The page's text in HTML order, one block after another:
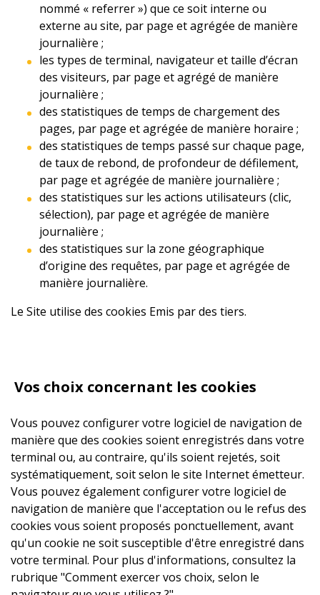
nommé « referrer ») que ce soit interne ou
externe au site, par page et agrégée de manière
journalière ;
les types de terminal, navigateur et taille d’écran
des visiteurs, par page et agrégé de manière
journalière ;
des statistiques de temps de chargement des
pages, par page et agrégée de manière horaire ;
des statistiques de temps passé sur chaque page,
de taux de rebond, de profondeur de défilement,
par page et agrégée de manière journalière ;
des statistiques sur les actions utilisateurs (clic,
sélection), par page et agrégée de manière
journalière ;
des statistiques sur la zone géographique
d’origine des requêtes, par page et agrégée de
manière journalière.
Le Site utilise des cookies Emis par des tiers.
Vos choix concernant les cookies
Vous pouvez configurer votre logiciel de navigation de
manière que des cookies soient enregistrés dans votre
terminal ou, au contraire, qu'ils soient rejetés, soit
systématiquement, soit selon le site Internet émetteur.
Vous pouvez également configurer votre logiciel de
navigation de manière que l'acceptation ou le refus des
cookies vous soient proposés ponctuellement, avant
qu'un cookie ne soit susceptible d'être enregistré dans
votre terminal. Pour plus d'informations, consultez la
rubrique "Comment exercer vos choix, selon le